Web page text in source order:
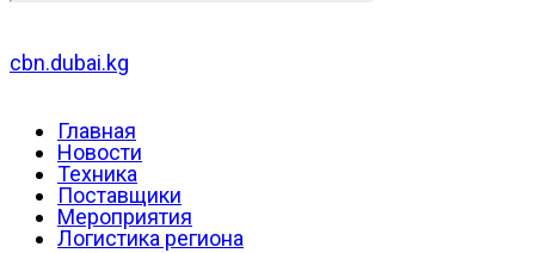
cbn.dubai.kg
Главная
Новости
Техника
Поставщики
Мероприятия
Логистика региона